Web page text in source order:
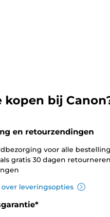
kopen bij
en retourzendingen
voor alle
gratis 30 dagen
leveringsopties